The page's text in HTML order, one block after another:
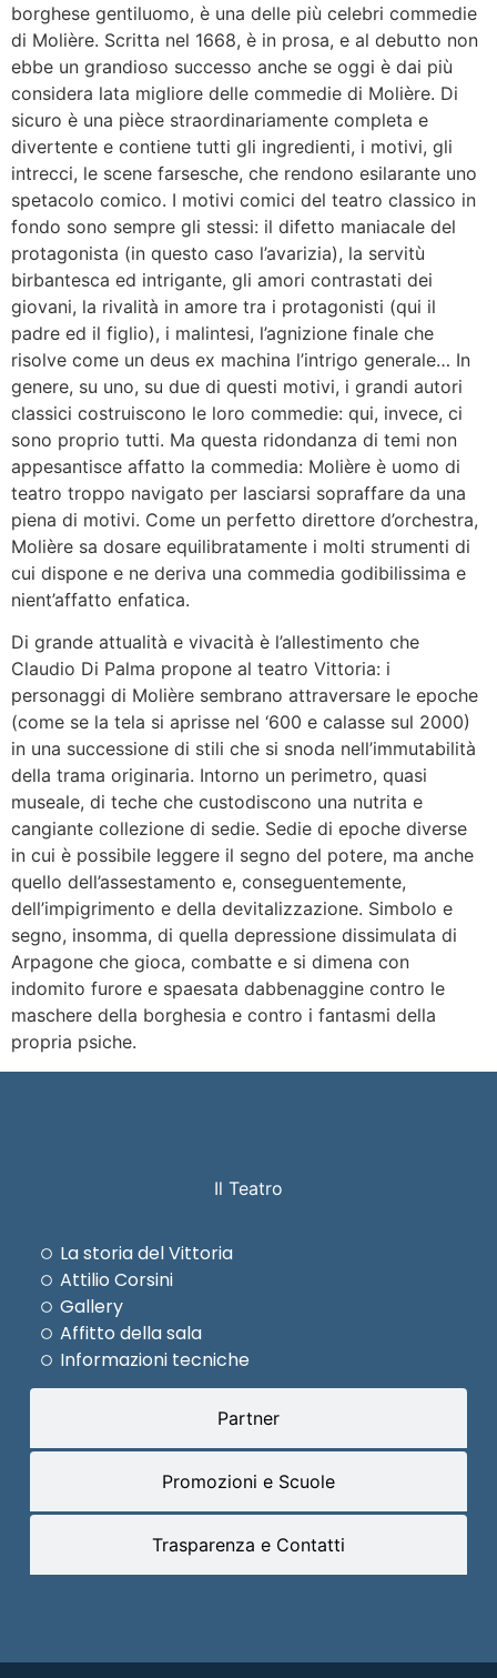
borghese gentiluomo, è una delle più celebri commedie
di Molière. Scritta nel 1668, è in prosa, e al debutto non
ebbe un grandioso successo anche se oggi è dai più
considera lata migliore delle commedie di Molière. Di
sicuro è una pièce straordinariamente completa e
divertente e contiene tutti gli ingredienti, i motivi, gli
intrecci, le scene farsesche, che rendono esilarante uno
spetacolo comico. I motivi comici del teatro classico in
fondo sono sempre gli stessi: il difetto maniacale del
protagonista (in questo caso l’avarizia), la servitù
birbantesca ed intrigante, gli amori contrastati dei
giovani, la rivalità in amore tra i protagonisti (qui il
padre ed il figlio), i malintesi, l’agnizione finale che
risolve come un deus ex machina l’intrigo generale… In
genere, su uno, su due di questi motivi, i grandi autori
classici costruiscono le loro commedie: qui, invece, ci
sono proprio tutti. Ma questa ridondanza di temi non
appesantisce affatto la commedia: Molière è uomo di
teatro troppo navigato per lasciarsi sopraffare da una
piena di motivi. Come un perfetto direttore d’orchestra,
Molière sa dosare equilibratamente i molti strumenti di
cui dispone e ne deriva una commedia godibilissima e
nient’affatto enfatica.
Di grande attualità e vivacità è l’allestimento che
Claudio Di Palma propone al teatro Vittoria: i
personaggi di Molière sembrano attraversare le epoche
(come se la tela si aprisse nel ‘600 e calasse sul 2000)
in una successione di stili che si snoda nell’immutabilità
della trama originaria. Intorno un perimetro, quasi
museale, di teche che custodiscono una nutrita e
cangiante collezione di sedie. Sedie di epoche diverse
in cui è possibile leggere il segno del potere, ma anche
quello dell’assestamento e, conseguentemente,
dell’impigrimento e della devitalizzazione. Simbolo e
segno, insomma, di quella depressione dissimulata di
Arpagone che gioca, combatte e si dimena con
indomito furore e spaesata dabbenaggine contro le
maschere della borghesia e contro i fantasmi della
propria psiche.
Il Teatro
Partner
Promozioni e Scuole
Trasparenza e Contatti
La storia del Vittoria
Attilio Corsini
Gallery
Affitto della sala
Informazioni tecniche